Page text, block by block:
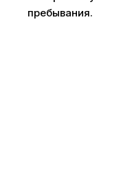
пребывания.